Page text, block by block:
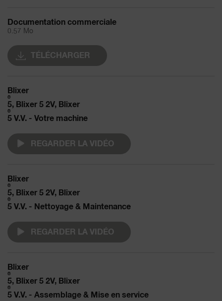
Documentation commerciale
0.57 Mo
TÉLÉCHARGER
Blixer
®
5, Blixer 5 2V, Blixer
®
5 V.V. - Votre machine
REGARDER LA VIDÉO
Blixer
®
5, Blixer 5 2V, Blixer
®
5 V.V. - Nettoyage & Maintenance
REGARDER LA VIDÉO
Blixer
®
5, Blixer 5 2V, Blixer
®
5 V.V. - Assemblage & Mise en service